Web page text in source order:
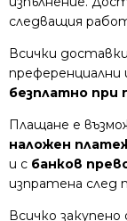
следващия
Всички
безплатно при
Плащане е
наложен
и с банков
изпратена след
Всичко